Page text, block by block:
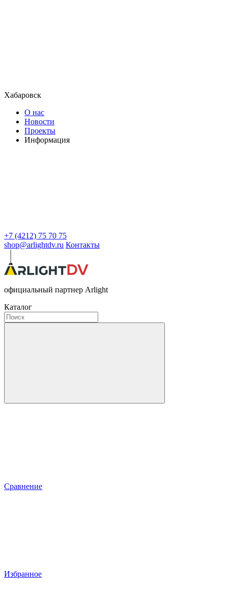
Хабаровск
О нас
Новости
Проекты
Информация
+7 (4212) 75 70 75
shop@arlightdv.ru Контакты
официальный партнер Arlight
Каталог
Сравнение
Избранное